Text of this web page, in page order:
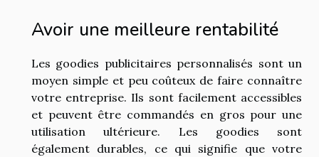
Avoir une meilleure rentabilité
Les goodies publicitaires personnalisés sont un
moyen simple et peu coûteux de faire connaître
votre entreprise. Ils sont facilement accessibles
et peuvent être commandés en gros pour une
utilisation ultérieure. Les goodies sont
également durables, ce qui signifie que votre